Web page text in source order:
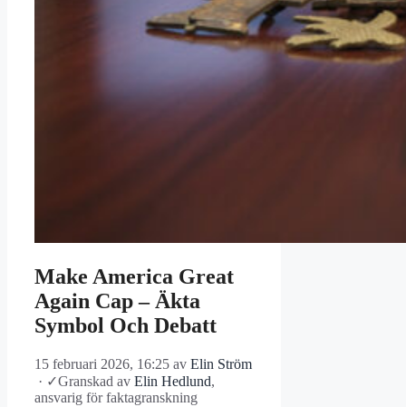
Make America Great
Again Cap – Äkta
Symbol Och Debatt
15 februari 2026, 16:25 av Elin Ström
· ✓Granskad av Elin Hedlund,
ansvarig för faktagranskning